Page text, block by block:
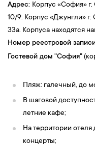
Адрес: Корпус «София»
10/9. Корпус «Джунгли»
33а. Корпуса находятся
Номер реестровой
Гостевой дом "София"
Пляж: галечный, до
В шаговой
летние кафе;
На территории
концерты;